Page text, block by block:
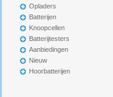
Opladers
Batterijen
Knoopcellen
Batterijtesters
Aanbiedingen
Nieuw
Hoorbatterijen